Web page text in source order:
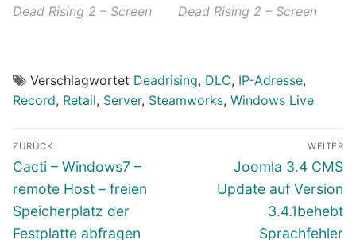
Dead Rising 2 – Screen Dead Rising 2 – Screen
Verschlagwortet Deadrising, DLC, IP-Adresse,
Record, Retail, Server, Steamworks, Windows Live
Beitragsnavigation
ZURÜCK
Vorheriger
Beitrag:
Cacti – Windows7 –
remote Host – freien
Speicherplatz der
Festplatte abfragen
WEITER
Nächster
Beitrag:
Joomla 3.4 CMS
Update auf Version
3.4.1behebt
Sprachfehler